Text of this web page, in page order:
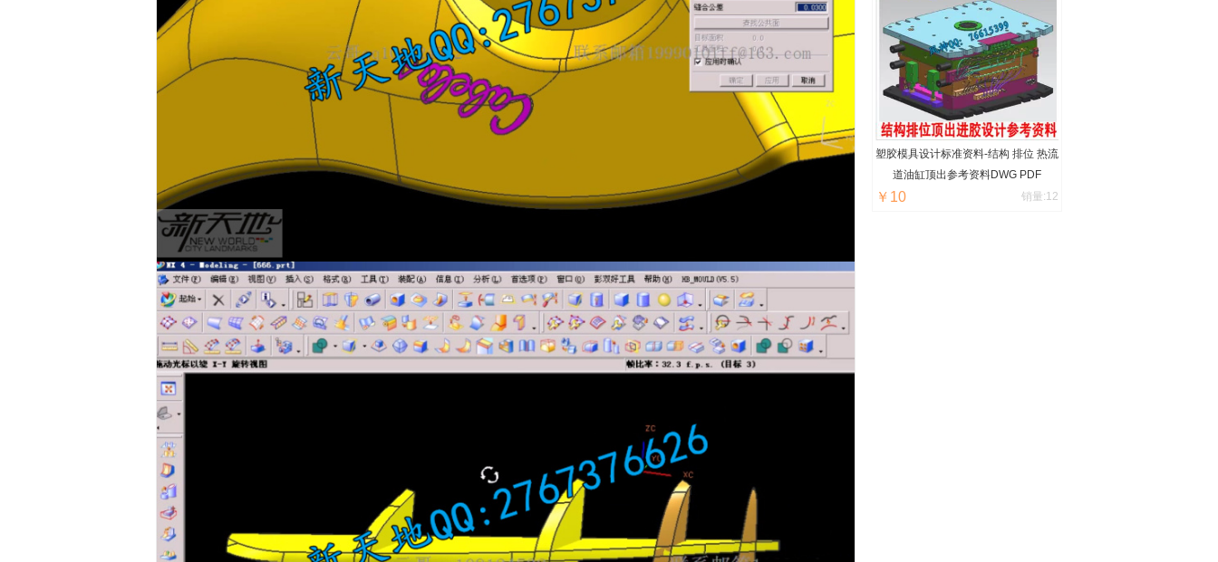
塑胶模具设计标准资料-结构 排位 热流
道油缸顶出参考资料DWG PDF
￥10 销量:12